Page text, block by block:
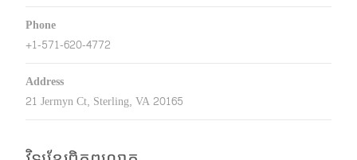
Phone
+1-571-620-4772
Address
21 Jermyn Ct, Sterling, VA 20165